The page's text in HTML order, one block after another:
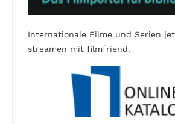
Internationale Filme und Serien
streamen mit filmfriend.